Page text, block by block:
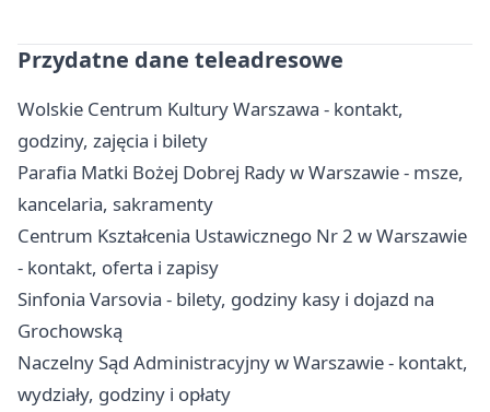
Przydatne dane teleadresowe
Wolskie Centrum Kultury Warszawa - kontakt,
godziny, zajęcia i bilety
Parafia Matki Bożej Dobrej Rady w Warszawie - msze,
kancelaria, sakramenty
Centrum Kształcenia Ustawicznego Nr 2 w Warszawie
- kontakt, oferta i zapisy
Sinfonia Varsovia - bilety, godziny kasy i dojazd na
Grochowską
Naczelny Sąd Administracyjny w Warszawie - kontakt,
wydziały, godziny i opłaty